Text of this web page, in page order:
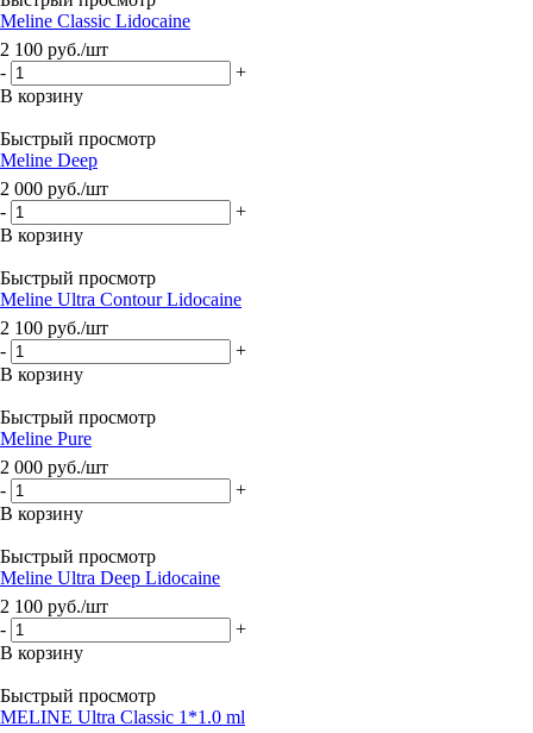
Meline Classic Lidocaine
2 100 руб./шт
-
+
В корзину
Быстрый просмотр
Meline Deep
2 000 руб./шт
-
+
В корзину
Быстрый просмотр
Meline Ultra Contour Lidocaine
2 100 руб./шт
-
+
В корзину
Быстрый просмотр
Meline Pure
2 000 руб./шт
-
+
В корзину
Быстрый просмотр
Meline Ultra Deep Lidocaine
2 100 руб./шт
-
+
В корзину
Быстрый просмотр
MELINE Ultra Classiс 1*1.0 ml